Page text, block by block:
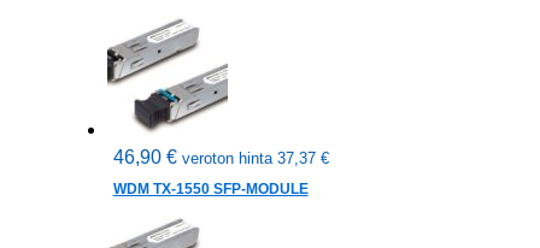
46,90 € veroton hinta 37,37 €
WDM TX-1550 SFP-MODULE